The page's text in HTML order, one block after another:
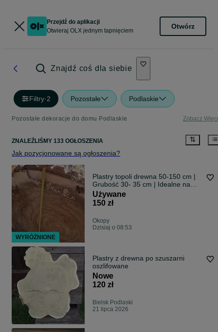
Przejdź do aplikacji
Otwieraj OLX jednym tapnięciem
Otwórz
Znajdź coś dla siebie
Filtry·2 Pozostałe Podlaskie
Pozostałe dekoracje do domu Podlaskie Zobacz
ZNALEŹLIŚMY 133 OGŁOSZENIA
Jak pozycjonowane są ogłoszenia?
Plastry topoli drewna 50-150 cm |
Grubość 30- 35 cm | Idealne na
stoły i żywicę
Używane
150 zł
Okopy
Dzisiaj o 08:53
Plastry z drewna po szuszarni
oszlifowane
Nowe
120 zł
Bielsk Podlaski
21 lipca 2026
WYRÓŻNIONE